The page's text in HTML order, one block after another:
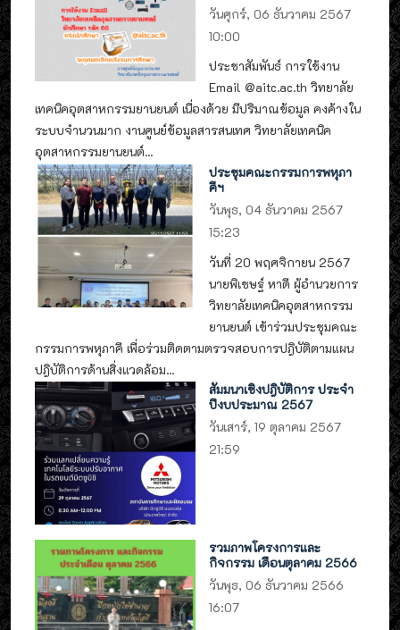
วันศุกร์, 06 ธันวาคม 2567
10:00
ประชาสัมพันธ์ การใช้งาน
Email @aitc.ac.th วิทยาลัย
เทคนิคอุตสาหกรรมยานยนต์ เนื่องด้วย มีปริมาณข้อมูล คงค้างใน
ระบบจำนวนมาก งานศูนย์ข้อมูลสารสนเทศ วิทยาลัยเทคนิค
อุตสาหกรรมยานยนต์...
ประชุมคณะกรรมการพหุภา
คีฯ
วันพุธ, 04 ธันวาคม 2567
15:23
วันที่ 20 พฤศจิกายน 2567
นายพิเชษฐ์ หาดี ผู้อำนวยการ
วิทยาลัยเทคนิคอุตสาหกรรม
ยานยนต์ เข้าร่วมประชุมคณะ
กรรมการพหุภาคี เพื่อร่วมติดตามตรวจสอบการปฎิบัติตามแผน
ปฎิบัติการด้านสิ่งแวดล้อม...
สัมมนาเชิงปฎิบัติการ ประจำ
ปีงบประมาณ 2567
วันเสาร์, 19 ตุลาคม 2567
21:59
รวมภาพโครงการและ
กิจกรรม เดือนตุลาคม 2566
วันพุธ, 06 ธันวาคม 2566
16:07